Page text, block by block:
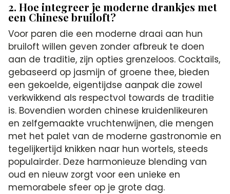
2. Hoe integreer je moderne drankjes met
een Chinese bruiloft?
Voor paren die een moderne draai aan hun
bruiloft willen geven zonder afbreuk te doen
aan de traditie, zijn opties grenzeloos. Cocktails,
gebaseerd op jasmijn of groene thee, bieden
een gekoelde, eigentijdse aanpak die zowel
verkwikkend als respectvol towards de traditie
is. Bovendien worden chinese kruidenlikeuren
en zelfgemaakte vruchtenwijnen, die mengen
met het palet van de moderne gastronomie en
tegelijkertijd knikken naar hun wortels, steeds
populairder. Deze harmonieuze blending van
oud en nieuw zorgt voor een unieke en
memorabele sfeer op je grote dag.